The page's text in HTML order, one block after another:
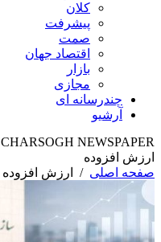
کلان
پیشرفت
صمت
اقتصاد جهان
بازار
مجازی
چندرسانه ای
آرشیو
CHARSOGH NEWSPAPER
ارزش افزوده
صفحه اصلی / ارزش افزوده